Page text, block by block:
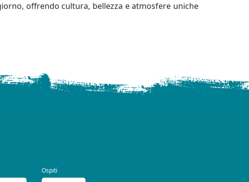
offrendo cultura, bellezza e atmosfere uniche
Ospiti